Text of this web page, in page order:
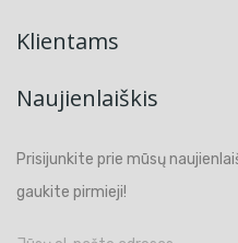
Klientams
Naujienlaiškis
Prisijunkite prie mūsų
gaukite pirmieji!